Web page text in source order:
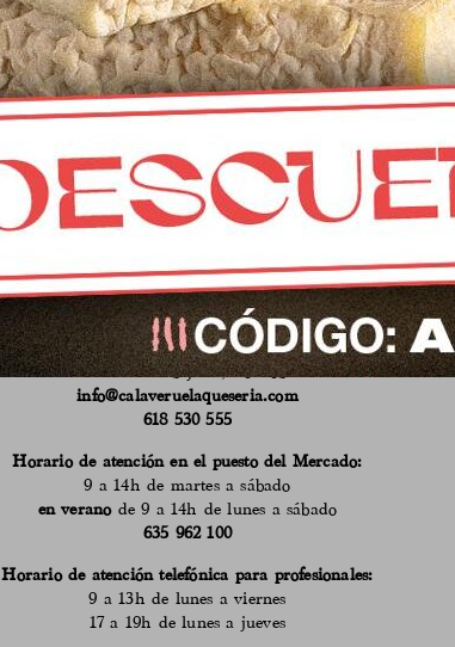
CONTACTO
Mercado municipal de Abastos
de Fuente Obejuna, Córdoba
info@calaveruelaqueseria.com
618 530 555
Horario de atención en el puesto del Mercado:
9 a 14h de martes a sábado
en veranode 9 a 14h de lunes a sábado
635 962 100
Horario de atención telefónica para profesionales:
9 a 13h de lunes a viernes
17 a 19h de lunes a jueves